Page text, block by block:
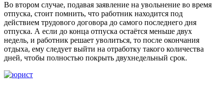
Во втором случае, подавая заявление на увольнение во время
отпуска, стоит помнить, что работник находится под
действием трудового договора до самого последнего дня
отпуска. А если до конца отпуска остаётся меньше двух
недель, и работник решает уволиться, то после окончания
отдыха, ему следует выйти на отработку такого количества
дней, чтобы полностью покрыть двухнедельный срок.